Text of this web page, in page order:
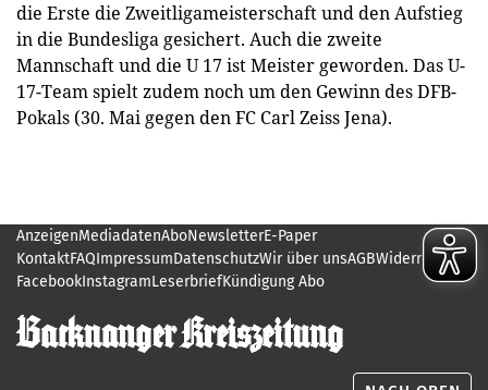
die Erste die Zweitligameisterschaft und den Aufstieg
in die Bundesliga gesichert. Auch die zweite
Mannschaft und die U 17 ist Meister geworden. Das U-
17-Team spielt zudem noch um den Gewinn des DFB-
Pokals (30. Mai gegen den FC Carl Zeiss Jena).
AnzeigenMediadatenAboNewsletterE-Paper
KontaktFAQImpressumDatenschutzWir über unsAGBWiderrufJobs
FacebookInstagramLeserbriefKündigung Abo